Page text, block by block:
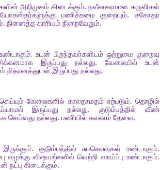
அறிமுகம் கிடைக்கும்.நவீனகரமான கருவிகள்
பணிச்சுமை குறையும். சகோதர
. நினைத்த காரியம் நிறைவேறும்.
உண்டாகும். உடன் பிறந்தவர்களிடம் ஒற்றுமை குறைவு
இருப்பது நல்லது. வேலையில்
உடன்
நிதானத்துடன் இருப்பது நல்லது.
செய்யும் வேலைகளில் காலதாமதம் ஏற்படும். தொழில்
இருப்பது நல்லது. குடும்பத்தில்
வீண்
செய்வது நல்லது. பணியில் கவனம் தேவை.
இருக்கும். குடும்பத்தில் சுபசெலவுகள் உண்டாகும்.
வழக்கு விஷயங்களில் வெற்றி வாய்ப்பு உண்டாகும்.
நட்பு கிடைக்கும்.